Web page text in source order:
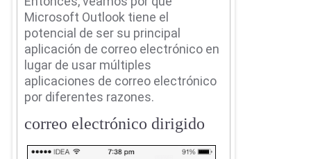
Microsoft Outlook tiene el
potencial de ser su principal
aplicación de correo electrónico en
lugar de usar múltiples
aplicaciones de correo electrónico
por diferentes razones.
correo electrónico dirigido